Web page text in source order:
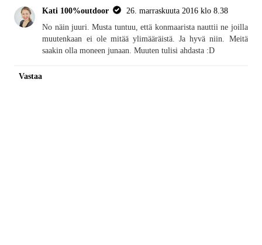
Kati 100%outdoor
26. marraskuuta 2016 klo 8.38
No näin juuri. Musta tuntuu, että konmaarista nauttii ne joilla
muutenkaan ei ole mitää ylimääräistä. Ja hyvä niin. Meitä
saakin olla moneen junaan. Muuten tulisi ahdasta :D
Vastaa